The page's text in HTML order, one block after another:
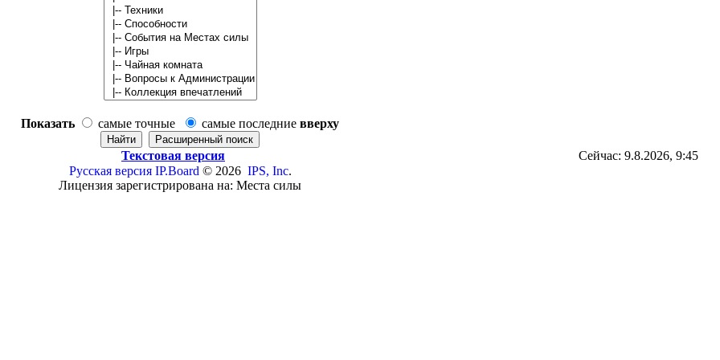
Показать самые точные самые последние вверху
Текстовая версия
Сейчас: 9.8.2026, 9:45
Русская версия IP.Board © 2026 IPS, Inc.
Лицензия зарегистрирована на: Места силы